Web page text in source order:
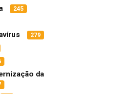
245
279
da